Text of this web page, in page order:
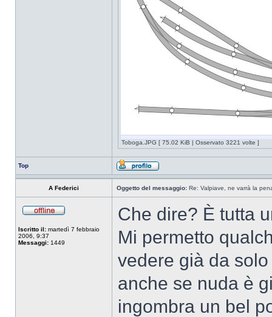
Toboga.JPG [ 75.02 KiB | Osservato 3221 volte ]
Top
A Federici Oggetto del messaggio: Re: Valpiave, ne varrà la
Iscritto il: martedì 7 febbraio
2006, 9:37
Messaggi: 1449
Che dire? È tutta
Mi permetto
vedere già da
anche se nuda è
ingombra un bel